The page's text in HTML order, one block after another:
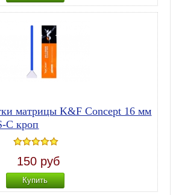
матрицы K&F Concept 16 мм
C кроп
150 руб
Купить